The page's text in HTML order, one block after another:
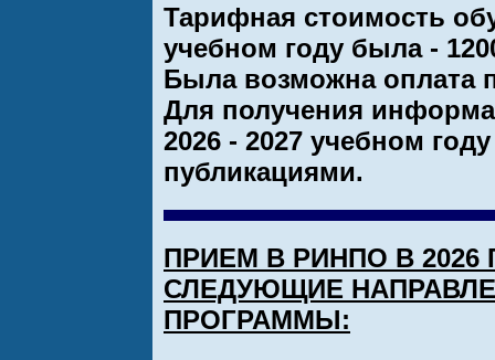
Тарифная стоимость
учебном году была -
Была возможна оплата
Для получения
2026 - 2027 учебном
публикациями.
ПРИЕМ В РИНПО В 2026
СЛЕДУЮЩИЕ
ПРОГРАММЫ: